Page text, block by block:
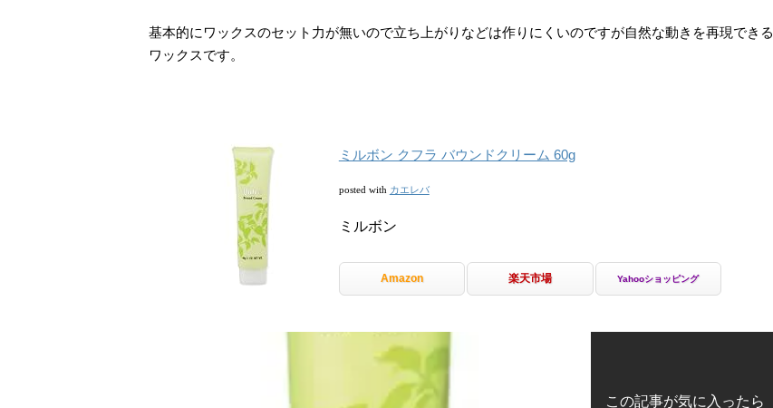
基本的にワックスのセット力が無いので立ち上がりなどは作りにくいのですが自然な動きを再現できる
ワックスです。
ミルボン クフラ バウンドクリーム 60g
posted with カエレバ
ミルボン
Amazon 楽天市場 Yahooショッピング
この記事が気に入ったら